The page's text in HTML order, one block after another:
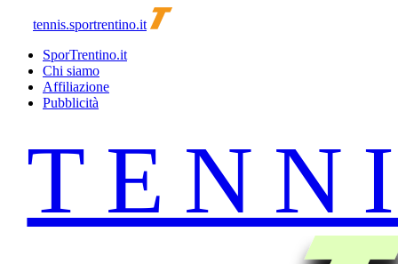
tennis.sportrentino.it
SporTrentino.it
Chi siamo
Affiliazione
Pubblicità